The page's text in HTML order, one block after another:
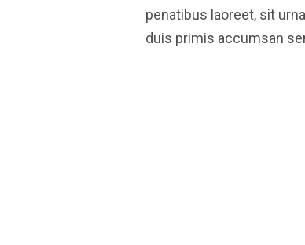
penatibus laoreet, sit
duis primis accumsan